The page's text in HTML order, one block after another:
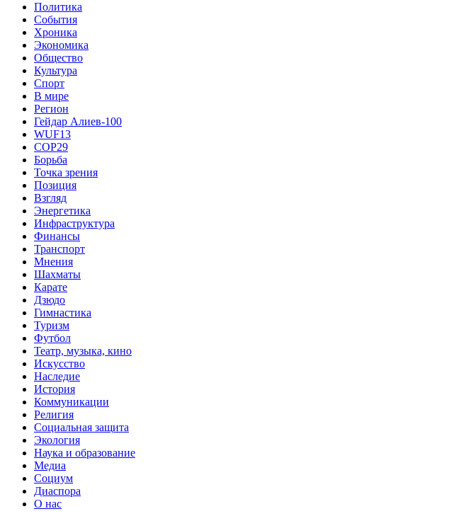
Политика
События
Хроника
Экономика
Общество
Культура
Спорт
В мире
Регион
Гейдар Алиев-100
WUF13
COP29
Борьба
Точка зрения
Позиция
Взгляд
Энергетика
Инфраструктура
Финансы
Транспорт
Мнения
Шахматы
Карате
Дзюдо
Гимнастика
Туризм
Футбол
Театр, музыка, кино
Искусство
Наследие
История
Коммуникации
Религия
Социальная защита
Экология
Наука и образование
Медиа
Социум
Диаспора
О нас